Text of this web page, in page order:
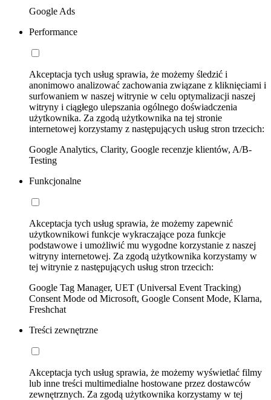
Google Ads
Performance
Akceptacja tych usług sprawia, że możemy śledzić i
anonimowo analizować zachowania związane z kliknięciami i
surfowaniem w naszej witrynie w celu optymalizacji naszej
witryny i ciągłego ulepszania ogólnego doświadczenia
użytkownika. Za zgodą użytkownika na tej stronie
internetowej korzystamy z następujących usług stron trzecich:
Google Analytics, Clarity, Google recenzje klientów, A/B-
Testing
Funkcjonalne
Akceptacja tych usług sprawia, że możemy zapewnić
użytkownikowi funkcje wykraczające poza funkcje
podstawowe i umożliwić mu wygodne korzystanie z naszej
witryny internetowej. Za zgodą użytkownika korzystamy w
tej witrynie z następujących usług stron trzecich:
Google Tag Manager, UET (Universal Event Tracking)
Consent Mode od Microsoft, Google Consent Mode, Klarna,
Freshchat
Treści zewnętrzne
Akceptacja tych usług sprawia, że możemy wyświetlać filmy
lub inne treści multimedialne hostowane przez dostawców
zewnętrznych. Za zgodą użytkownika korzystamy w tej